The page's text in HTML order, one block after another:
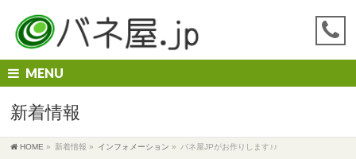
MENU
新着情報
HOME » 新着情報 » インフォメーション » バネ屋JPがお作りします♪♪